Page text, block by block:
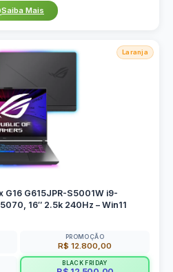
Saiba Mais
Laranja
G16 G615JPR-S5001W i9-
16″ 2.5k 240Hz – Win11
PROMOÇÃO
R$ 12.800,00
BLACK FRIDAY